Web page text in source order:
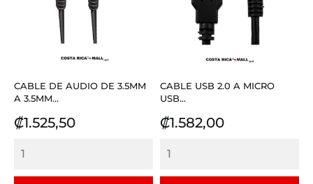
CABLE DE AUDIO DE 3.5MM
A 3.5MM...
Precio
₡1.525,50
CABLE USB 2.0 A MICRO
USB...
Precio
₡1.582,00